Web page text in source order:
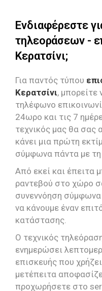
Ενδιαφέρεστε
τηλεοράσεων -
Κερατσίνι;
Για παντός τύπου
Κερατσίνι, μπορείτε
τηλέφωνο
24ωρο και τις 7
τεχνικός μας θα σας
κάνει μια πρώτη
σύμφωνα πάντα με τη
Από εκεί και έπειτα
ραντεβού στο χώρο
συνεννόηση σύμφωνα
να κάνουμε έναν
κατάστασης.
Ο τεχνικός
ενημερώσει
επισκευής που
μετέπειτα
προχωρήσετε στο